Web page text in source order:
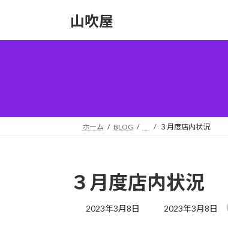
山吹屋
ホーム BLOG ３月度店内状況
３月度店内状況
2023年3月8日
最
2023年3月8日